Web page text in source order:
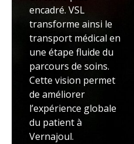
encadré. VSL
transforme ainsi le
transport médical en
une étape fluide du
parcours de soins.
Cette vision permet
de améliorer
l’expérience globale
du patient à
Vernajoul.